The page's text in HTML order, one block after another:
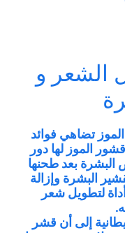
الشعر و
تضاهي فوائد
قشور الموز لها دور
بعد طحنها
البشرة وإزالة
لتطويل شعر
إلى أن قشر